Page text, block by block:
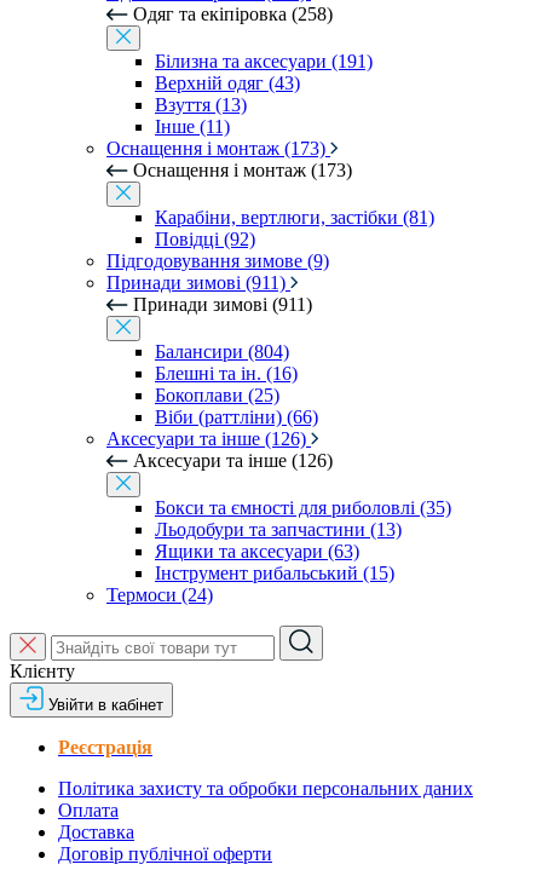
Одяг та екіпіровка (258)
Білизна та аксесуари (191)
Верхній одяг (43)
Взуття (13)
Інше (11)
Оснащення і монтаж (173)
Оснащення і монтаж (173)
Карабіни, вертлюги, застібки (81)
Повідці (92)
Підгодовування зимове (9)
Принади зимові (911)
Принади зимові (911)
Балансири (804)
Блешні та ін. (16)
Бокоплави (25)
Віби (раттліни) (66)
Аксесуари та інше (126)
Аксесуари та інше (126)
Бокси та ємності для риболовлі (35)
Льодобури та запчастини (13)
Ящики та аксесуари (63)
Інструмент рибальський (15)
Термоси (24)
Клієнту
Увійти в кабінет
Реєстрація
Політика захисту та обробки персональних даних
Оплата
Доставка
Договір публічної оферти